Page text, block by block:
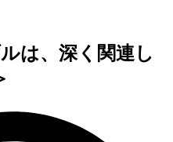
は、深く関連し